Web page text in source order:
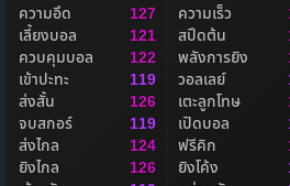
ความอึด 127
เลี้ยงบอล 121
ควบคุมบอล 122
เข้าปะทะ 119
ส่งสั้น 126
จบสกอร์ 119
ส่งไกล 124
ยิงไกล 126
ความเร็ว
สปีดต้น
พลังการยิง
วอลเลย์
เตะลูกโทษ
เปิดบอล
ฟรีคิก
ยิงโค้ง